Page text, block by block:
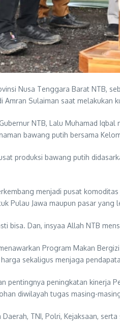
Nusa Tenggara Barat NTB,
Sulaiman saat
NTB, Lalu Muhamad
bawang putih bersama
produksi bawang putih
menjadi pusat
Pulau Jawa maupun pasar yang
bisa. Dan, insyaa Allah NTB
Program Makan
sekaligus menjaga
pentingnya peningkatan kinerja
diwilayah tugas masing-
TNI, Polri, Kejaksaan,